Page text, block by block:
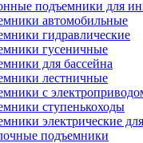
подъемники для
автомобильные
гидравлические
гусеничные
для бассейна
лестничные
с
ступенькоходы
электрические
подъемники